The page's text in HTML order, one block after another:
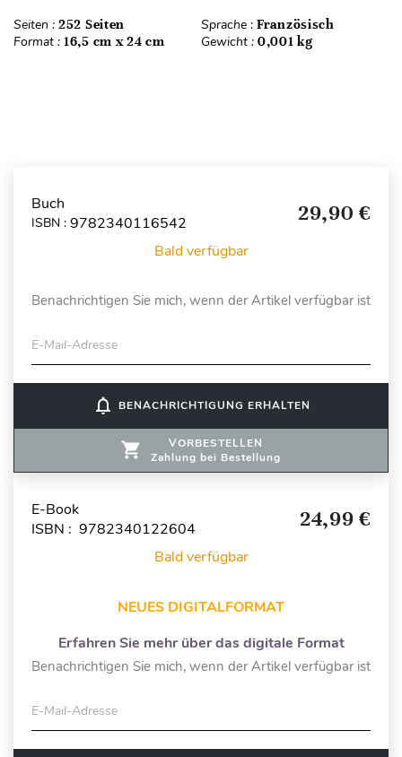
Seiten : 252 Seiten Sprache : Französisch
Format : 16,5 cm x 24 cm Gewicht : 0,001 kg
Buch
ISBN : 9782340116542 29,90 €
Bald verfügbar
Benachrichtigen Sie mich, wenn der Artikel verfügbar ist
E-Mail-Adresse
notifications_none BENACHRICHTIGUNG ERHALTEN
VORBESTELLEN
Zahlung bei Bestellung
E-Book
ISBN : 9782340122604
24,99 €
Bald verfügbar
NEUES DIGITALFORMAT
Erfahren Sie mehr über das digitale Format
Benachrichtigen Sie mich, wenn der Artikel verfügbar ist
E-Mail-Adresse